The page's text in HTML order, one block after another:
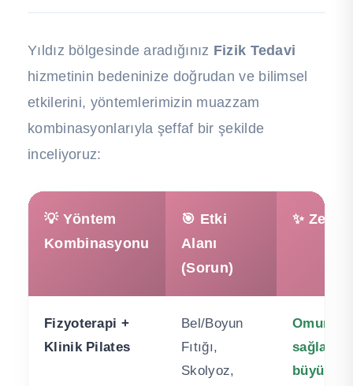
Yıldız bölgesinde aradığınız Fizik Tedavi
hizmetinin bedeninize doğrudan ve bilimsel
etkilerini, yöntemlerimizin muazzam
kombinasyonlarıyla şeffaf bir şekilde
inceliyoruz:
💡 Yöntem
Kombinasyonu
🎯 Etki
Alanı
(Sorun)
✨ Zeo
Fizyoterapi +
Klinik Pilates
Bel/Boyun
Fıtığı,
Skolyoz,
sağlanır.
büyük